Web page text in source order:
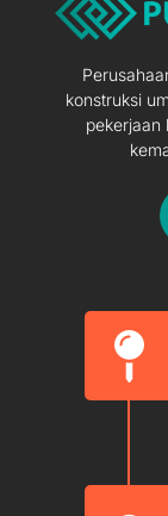
konstruksi
pekerjaan